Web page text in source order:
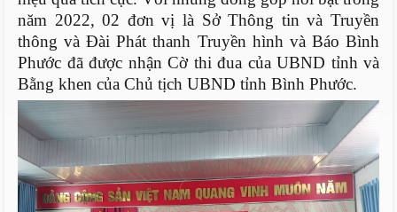
năm 2022,02 đơn vị là Sở Thông tin và Truyền
thông và Đài Phát thanh Truyền hình và Báo Bình
Phước đã được nhận Cờ thi đua của UBND tỉnh và
Bằng khen của Chủ tịch UBND tỉnh Bình Phước.